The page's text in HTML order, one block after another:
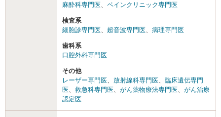
麻酔科専門医
ペインクリニック専門医
検査系
細胞診専門医
超音波専門医 病理専門医
歯科系
口腔外科専門医
その他
レーザー専門医
放射線科専門医
臨床遺伝専門
医
救急科専門医 がん薬物療法専門医
がん治療
認定医